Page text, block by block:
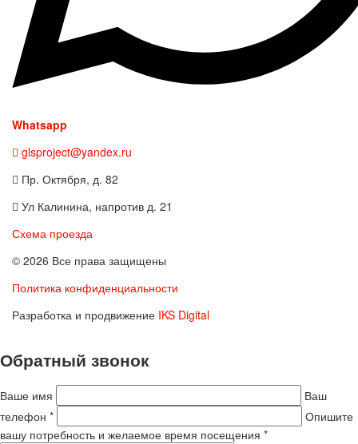
Whatsapp
glsproject@yandex.ru
Пр. Октября, д. 82
Ул Калинина, напротив д. 21
Схема проезда
© 2026 Все права защищены
Политика конфиденциальности
Разработка и продвижение IKS Digital
Обратный звонок
Ваше имя
Ваш
телефон *
Опишите
вашу потребность и желаемое время посещения *